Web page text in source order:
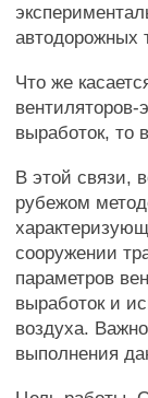
автодорожных
Что же
выработок, то
В этой связи,
рубежом
сооружении
параметров
выработок и
воздуха.
выполнения